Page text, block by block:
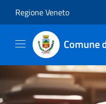
Regione Veneto
Comune